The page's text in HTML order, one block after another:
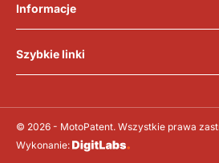
Informacje
Szybkie linki
© 2026 - MotoPatent. Wszystkie prawa
Wykonanie: